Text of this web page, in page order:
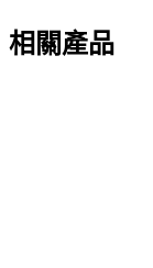
相關產品